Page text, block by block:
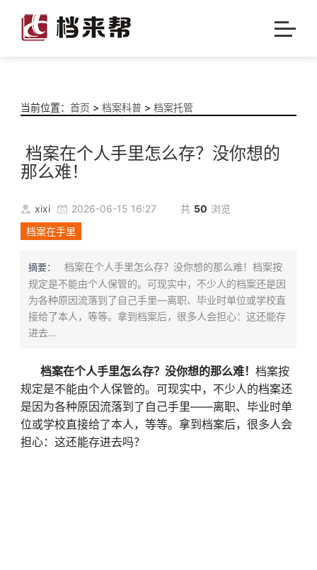
当前位置： 首页 > 档案科普> 档案托管
档案在个人手里怎么存？没你想的
那么难！
xixi 2026-06-15 16:27 共 50 浏览
档案在手里
摘要：
档案在个人手里怎么存？没你想的那么难！档案按
规定是不能由个人保管的。可现实中，不少人的档案还是因
为各种原因流落到了自己手里—离职、毕业时单位或学校直
接给了本人，等等。拿到档案后，很多人会担心：这还能存
进去...
档案在个人手里怎么存？没你想的那么难！ 档案按
规定是不能由个人保管的。可现实中，不少人的档案还
是因为各种原因流落到了自己手里——离职、毕业时单
位或学校直接给了本人，等等。拿到档案后，很多人会
担心：这还能存进去吗？